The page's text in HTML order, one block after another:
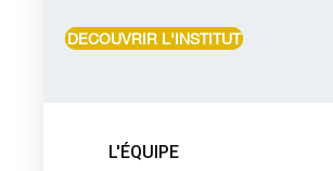
DECOUVRIR L'INSTITUT
L'ÉQUIPE